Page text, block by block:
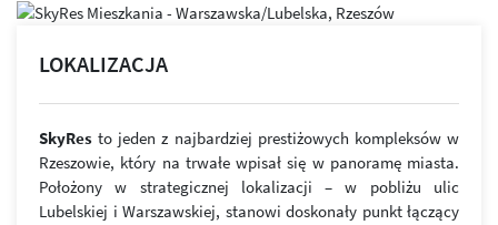
LOKALIZACJA
SkyRes to jeden z najbardziej prestiżowych kompleksów w
Rzeszowie, który na trwałe wpisał się w panoramę miasta.
Położony w strategicznej lokalizacji – w pobliżu ulic
Lubelskiej i Warszawskiej, stanowi doskonały punkt łączący